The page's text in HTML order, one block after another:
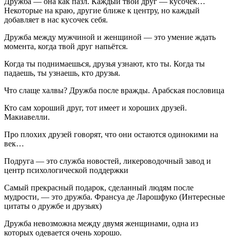
Некоторые на краю, другие ближе к центру, но каждый
добавляет в нас кусочек себя.
Дружба между мужчиной и женщиной — это умение ждать
момента, когда твой друг напьётся.
Когда ты поднимаешься, друзья узнают, кто ты. Когда ты
падаешь, ты узнаешь, кто друзья.
Что слаще халвы? Дружба после вражды. Арабская пословица
Кто сам хороший друг, тот имеет и хороших друзей.
Макиавелли.
Про плохих друзей говорят, что они остаются одинокими на
век…
Подруга — это служба новостей, ликероводочный завод и
центр психологической поддержки
Самый прекрасный подарок, сделанный людям после
мудрости, — это дружба. Франсуа де Ларошфуко (Интересные
цитаты о дружбе и друзьях)
Дружба невозможна между двумя женщинами, одна из
которых одевается очень хорошо.